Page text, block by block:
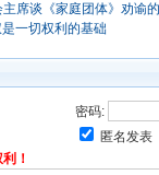
席谈《家庭团体》劝谕
一切权利的基础
密码:
匿名发表
！